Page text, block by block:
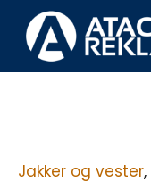
Hopp
rett
innholdet
Jakker og vester,
antall